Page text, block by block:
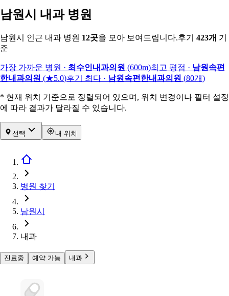
남원시 내과 병원
남원시 인근 내과 병원 12곳을 모아 보여드립니다.후기 423개 기
준
가장 가까운 병원 · 최수인내과의원 (600m)최고 평점 · 남원속편
한내과의원 (★5.0)후기 최다 · 남원속편한내과의원 (80개)
* 현재 위치 기준으로 정렬되어 있으며, 위치 변경이나 필터 설정
에 따라 결과가 달라질 수 있습니다.
선택 내 위치
병원 찾기
남원시
내과
진료중 예약 가능 내과